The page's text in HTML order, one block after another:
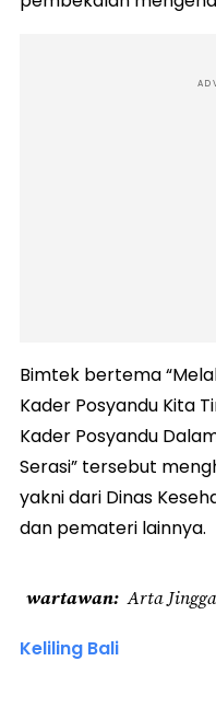
Bimtek bertema
Kader Posyandu Kita
Kader Posyandu
Serasi” tersebut
yakni dari Dinas
dan pemateri lainnya.
wartawan Arta Jingga
Keliling Bali